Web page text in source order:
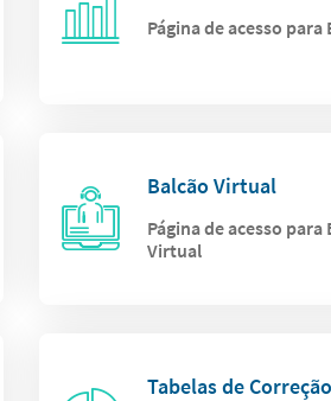
Página de acesso
Balcão Virtual
Página de acesso para
Virtual
Tabelas de